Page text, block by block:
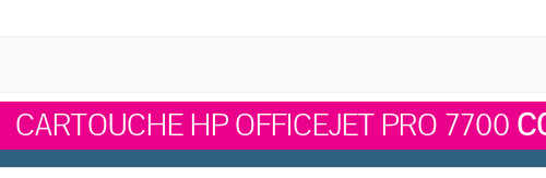
CARTOUCHE HP OFFICEJET PRO 7700